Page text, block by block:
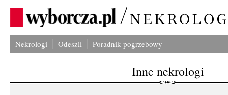
Nekrologi Odeszli Poradnik pogrzebowy
Inne nekrologi